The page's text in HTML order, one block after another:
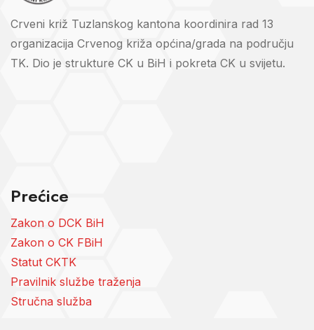
Crveni križ Tuzlanskog kantona koordinira rad 13
organizacija Crvenog križa općina/grada na području
TK. Dio je strukture CK u BiH i pokreta CK u svijetu.
Prećice
Zakon o DCK BiH
Zakon o CK FBiH
Statut CKTK
Pravilnik službe traženja
Stručna služba